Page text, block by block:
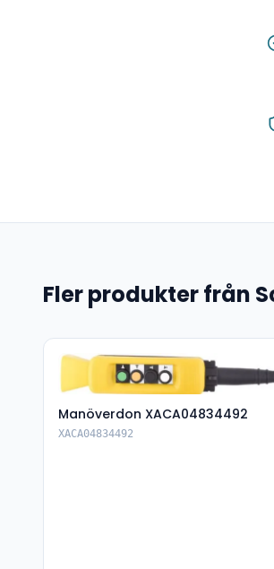
Fler produkter från
Manöverdon XACA04834492
XACA04834492